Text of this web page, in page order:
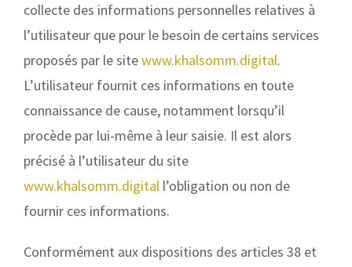
collecte des informations personnelles relatives à
l’utilisateur que pour le besoin de certains services
proposés par le sitewww.khalsomm.digital.
L’utilisateur fournit ces informations en toute
connaissance de cause, notamment lorsqu’il
procède par lui-même à leur saisie. Il est alors
précisé à l’utilisateur du site
www.khalsomm.digital l’obligation ou non de
fournir ces informations.
Conformément aux dispositions des articles 38 et